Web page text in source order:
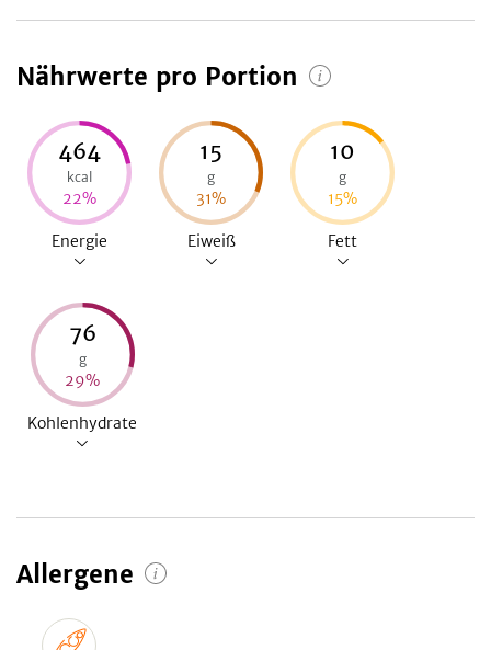
Nährwerte pro Portion
464
kcal
22%
Energie
15
g
31%
Eiweiß
10
g
15%
Fett
76
g
29%
Kohlenhydrate
Allergene